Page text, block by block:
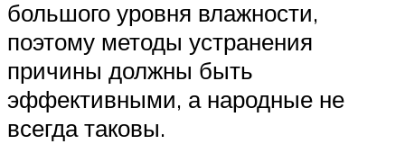
большого уровня влажности,
поэтому методы устранения
причины должны быть
эффективными, а народные не
всегда таковы.